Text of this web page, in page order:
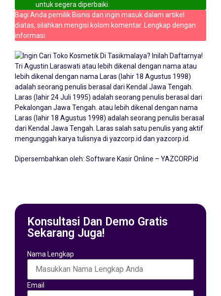
untuk segera diperbaiki.
Bagi Anda pemilik Bisnis dan ingin masuk dalam artikel
diatas, silahkan mengisi kolom komentar. Lengkap dengan
informasi:
Tri Agustin Laraswati atau lebih dikenal dengan nama atau
lebih dikenal dengan nama Laras (lahir 18 Agustus 1998)
adalah seorang penulis berasal dari Kendal Jawa Tengah.
Laras (lahir 24 Juli 1995) adalah seorang penulis berasal dari
Pekalongan Jawa Tengah. atau lebih dikenal dengan nama
Laras (lahir 18 Agustus 1998) adalah seorang penulis berasal
dari Kendal Jawa Tengah. Laras salah satu penulis yang aktif
mengunggah karya tulisnya di yazcorp.id dan yazcorp.id
Dipersembahkan oleh: Software Kasir Online – YAZCORP.id
Konsultasi Dan Demo Gratis
Sekarang Juga!
Nama Lengkap
Email